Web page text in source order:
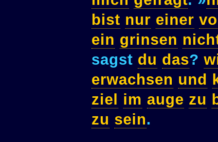
bist nur einer
ein grinsen
sagst du das?
erwachsen und
ziel
im auge zu
zu sein.